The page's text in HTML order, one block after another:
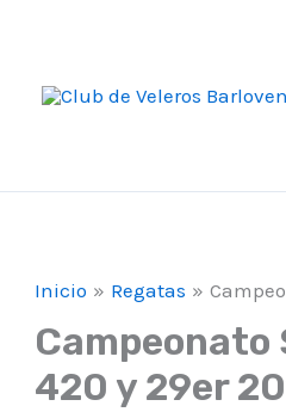
contenido
Inicio Regatas
Campeonato
420 y 29er